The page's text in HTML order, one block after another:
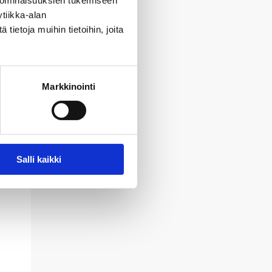
alan
tietoja muihin tietoihin, joita
Markkinointi
Salli kaikki